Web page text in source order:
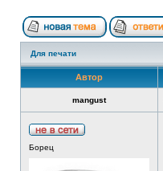
Для печати
Автор
mangust
Борец